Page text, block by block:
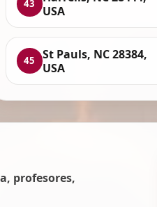
43
USA
45
St Pauls, NC 28384,
USA
profesores,